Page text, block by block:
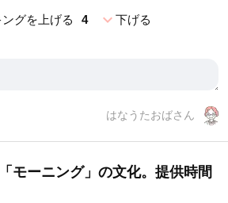
グを上げる 4 expand_more下げる
はなうたおばさん
モーニング」の文化。提供時間